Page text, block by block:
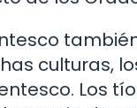
culturas,
Los